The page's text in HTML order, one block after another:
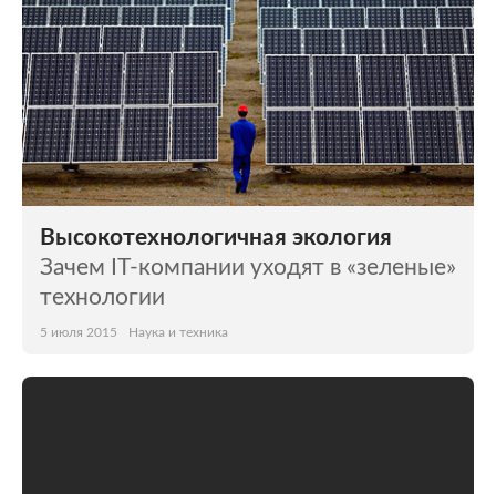
Высокотехнологичная экология
Зачем IT-компании уходят в «зеленые»
технологии
5 июля 2015 Наука и техника